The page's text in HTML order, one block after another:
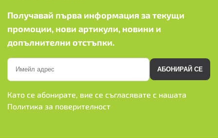
Получавай първа информация за текущи
промоции, нови артикули, новини и
допълнителни отстъпки.
АБОНИРАЙ СЕ
Като се абонирате, вие се съгласявате с нашата
Политика за поверителност